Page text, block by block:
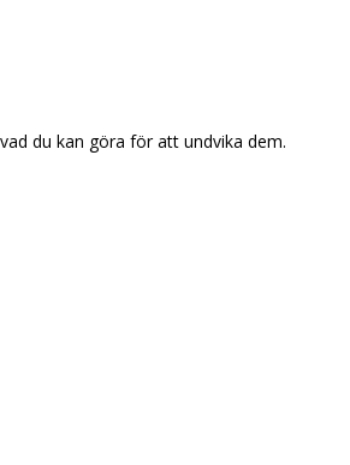
du kan göra för att undvika dem.